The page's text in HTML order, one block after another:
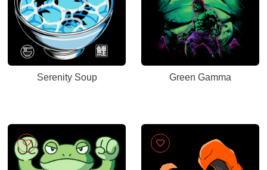
Serenity Soup Green Gamma